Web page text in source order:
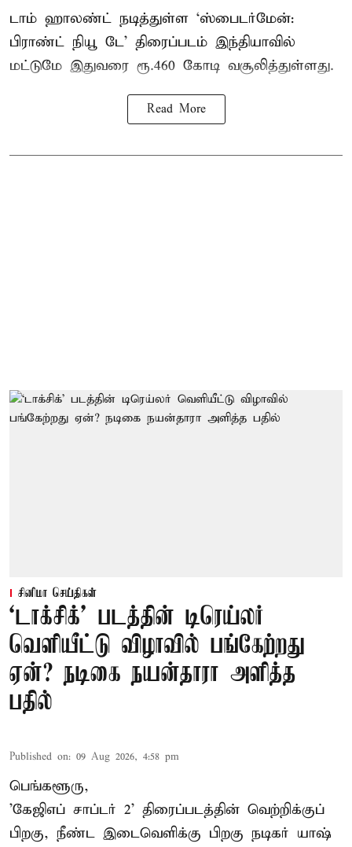
டாம் ஹாலண்ட் நடித்துள்ள ‘ஸ்பைடர்மேன்:
பிராண்ட் நியூ டே’ திரைப்படம் இந்தியாவில்
மட்டுமே இதுவரை ரூ.460 கோடி வசூலித்துள்ளது.
Read More
சினிமா செய்திகள்
‘டாக்சிக்’ படத்தின் டிரெய்லர்
வெளியீட்டு விழாவில் பங்கேற்றது
ஏன்? நடிகை நயன்தாரா அளித்த
பதில்
Published on: 09 Aug 2026, 4:58 pm
பெங்களூரு,
'கேஜிஎப் சாப்டர் 2' திரைப்படத்தின் வெற்றிக்குப்
பிறகு, நீண்ட இடைவெளிக்கு பிறகு நடிகர் யாஷ்